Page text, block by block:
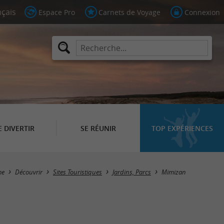
Espace Pro Carnets de Voyage Connexion
DIVERTIR SE RÉUNIR TOP EXPÉRIENCES
Masquer la carte
Découvrir Sites Touristiques Jardins, Parcs Mimizan